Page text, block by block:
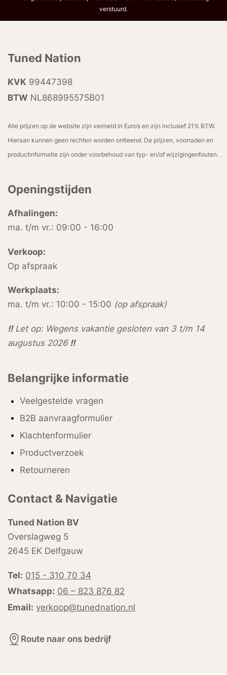
verstuurd.
Tuned Nation
KVK 99447398
BTW NL868995575B01
Alle prijzen op de website zijn vermeld in Euro’s en zijn inclusief 21% BTW.
Hieraan kunnen geen rechten worden ontleend. De prijzen, voorraden en
productinformatie zijn onder voorbehoud van typ- en/of wijzigingenfouten.
Openingstijden
Afhalingen:
ma. t/m vr.: 09:00 - 16:00
Verkoop:
Op afspraak
Werkplaats:
ma. t/m vr.: 10:00 - 15:00 (op afspraak)
!!Let op: Wegens vakantie gesloten van 3 t/m 14
augustus 2026 !!
Belangrijke informatie
Veelgestelde vragen
B2B aanvraagformulier
Klachtenformulier
Productverzoek
Retourneren
Contact & Navigatie
Tuned Nation BV
Overslagweg 5
2645 EK Delfgauw
Tel: 015 - 310 70 34
Whatsapp: 06 – 823 876 82
Email: verkoop@tunednation.nl
Route naar ons bedrijf